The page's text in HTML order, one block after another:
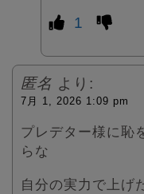
1
匿名 より:
7月 1, 2026 1:09 pm
プレデター様に恥
らな
自分の実力で上げ